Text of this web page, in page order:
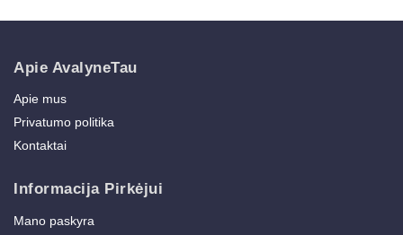
Apie AvalyneTau
Apie mus
Privatumo politika
Kontaktai
Informacija Pirkėjui
Mano paskyra